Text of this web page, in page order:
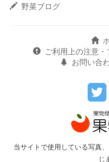
野菜ブログ
ご利用上の注意
お問い合
当サイトで使用している写真
じ